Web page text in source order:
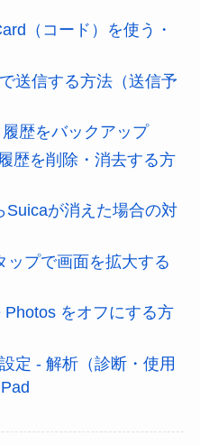
（コード）を使う・
送信する方法（送信予
歴をバックアップ
歴を削除・消去する方
Suicaが消えた場合の対
ップで画面を拡大する
をオフにする方
定 - 解析（診断・使用